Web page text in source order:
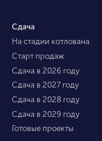
Сдача
На стадии котлована
Старт продаж
Сдача в 2026 году
Сдача в 2027 году
Сдача в 2028 году
Сдача в 2029 году
Готовые проекты